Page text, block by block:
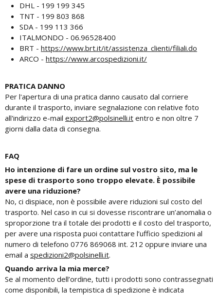
DHL - 199 199 345
TNT - 199 803 868
SDA - 199 113 366
ITALMONDO - 06.96528400
BRT - https://www.brt.it/it/assistenza_clienti/filiali.do
ARCO - https://www.arcospedizioni.it/
PRATICA DANNO
Per l'apertura di una pratica danno causato dal corriere
durante il trasporto, inviare segnalazione con relative foto
all'indirizzo e-mail export2@polsinelli.it entro e non oltre 7
giorni dalla data di consegna.
FAQ
Ho intenzione di fare un ordine sul vostro sito, ma le
spese di trasporto sono troppo elevate. È possibile
avere una riduzione?
No, ci dispiace, non è possibile avere riduzioni sul costo del
trasporto. Nel caso in cui si dovesse riscontrare un’anomalia o
sproporzione tra il totale dei prodotti e il costo del trasporto,
per avere una risposta puoi contattare l’ufficio spedizioni al
numero di telefono 0776 869068 int. 212 oppure inviare una
email a spedizioni2@polsinelli.it.
Quando arriva la mia merce?
Se al momento dell’ordine, tutti i prodotti sono contrassegnati
come disponibili, la tempistica di spedizione è indicata